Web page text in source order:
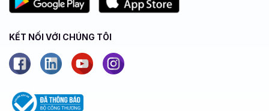
KẾT NỐI VỚI CHÚNG TÔI